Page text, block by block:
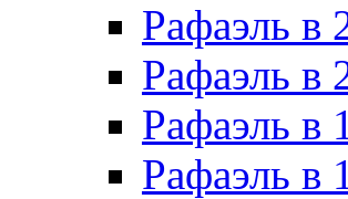
Рафаэль в
Рафаэль в
Рафаэль в
Рафаэль в